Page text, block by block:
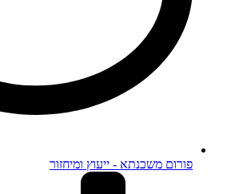
פורום משכנתא - ייעוץ ומיחזור